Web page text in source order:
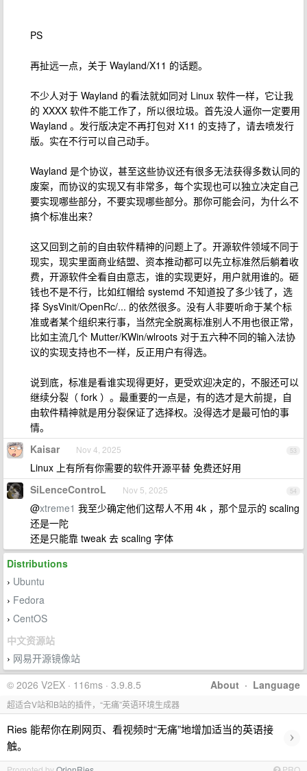
PS
再扯远一点，关于 Wayland/X11 的话题。
不少人对于 Wayland 的看法就如同对 Linux 软件一样，它让我
的 XXXX 软件不能工作了，所以很垃圾。首先没人逼你一定要用
Wayland 。发行版决定不再打包对 X11 的支持了，请去喷发行
版。实在不行可以自己动手。
Wayland 是个协议，甚至这些协议还有很多无法获得多数认同的
废案，而协议的实现又有非常多，每个实现也可以独立决定自己
要实现哪些部分，不要实现哪些部分。那你可能会问，为什么不
搞个标准出来？
这又回到之前的自由软件精神的问题上了。开源软件领域不同于
现实，现实里面商业结盟、资本推动都可以先立标准然后躺着收
费，开源软件全看自由意志，谁的实现更好，用户就用谁的。砸
钱也不是不行，比如红帽给 systemd 不知道投了多少钱了，选
择 SysVinit/OpenRc/... 的依然很多。没有人非要听命于某个标
准或者某个组织来行事，当然完全脱离标准别人不用也很正常，
比如主流几个 Mutter/KWin/wlroots 对于五六种不同的输入法协
议的实现支持也不一样，反正用户有得选。
说到底，标准是看谁实现得更好，更受欢迎决定的，不服还可以
继续分裂（ fork ）。最重要的一点是，有的选才是大前提，自
由软件精神就是用分裂保证了选择权。没得选才是最可怕的事
情。
53
Kaisar Nov 4, 2025
Linux 上有所有你需要的软件开源平替 免费还好用
54
SiLenceControL Nov 5, 2025
@xtreme1 我至少确定他们这帮人不用 4k ，那个显示的 scaling
还是一陀
还是只能靠 tweak 去 scaling 字体
Distributions
› Ubuntu
› Fedora
› CentOS
中文资源站
› 网易开源镜像站
About · Language
© 2026 V2EX · 116ms · 3.9.8.5
超适合V站和B站的插件，“无痛”英语环境生成器
Ries 能帮你在刷网页、看视频时“无痛”地增加适当的英语接
触。
›